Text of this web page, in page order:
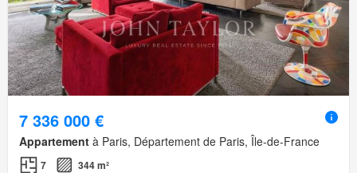
7 336 000 €
Appartement à Paris, Département de Paris, Île-de-France
7 344 m²